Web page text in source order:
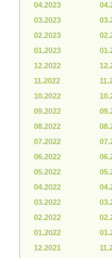
04.2023
03.2023
02.2023
01.2023
12.2022
11.2022
10.2022
09.2022
08.2022
07.2022
06.2022
05.2022
04.2022
03.2022
02.2022
01.2022
12.2021